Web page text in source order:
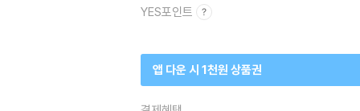
YES포인트
앱 다운 시 1천원 상품권